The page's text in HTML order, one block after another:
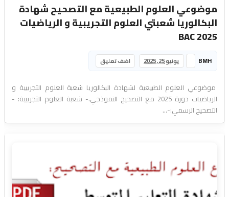
موضوعي العلوم الطبيعية مع التصحيح شهادة
البكالوريا شعبتي العلوم التجريبية و الرياضيات
2025 BAC
BMH يونيو 25, 2025 اضف تعليق
موضوعي العلوم الطبيعية لشهادة البكالوريا شعبة العلوم التجريبية و
الرياضيات دورة 2025 مع التصحيح النموذجي.- شعبة العلوم التجريبية: -
التصحيح الرسمي:-...